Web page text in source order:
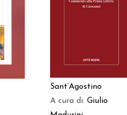
Sant’Agostino
A cura di:Giulio